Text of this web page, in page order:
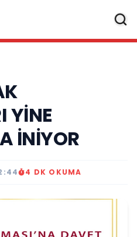
YİNE
İNİYOR
4 DK OKUMA